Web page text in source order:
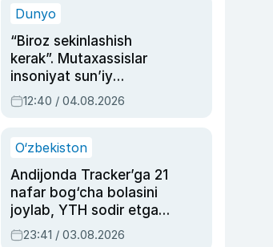
Dunyo
“Biroz sekinlashish
kerak”. Mutaxassislar
insoniyat sun’iy
intellektni boshqara
olmay qolishidan xavotir
12:40 / 04.08.2026
O‘zbekiston
Andijonda Tracker’ga 21
nafar bog‘cha bolasini
joylab, YTH sodir etgan
ayolga sud hukmi o‘qildi
23:41 / 03.08.2026